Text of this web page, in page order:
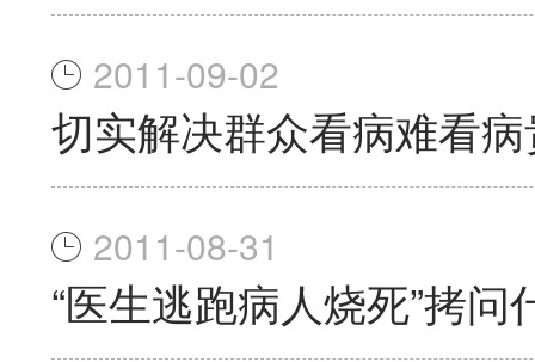
2011-09-02
切实解决群众看病难看
2011-08-31
“医生逃跑病人烧死”拷问